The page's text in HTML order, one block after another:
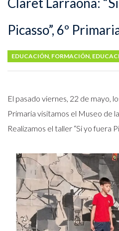
Picasso”, 6º
EDUCACIÓN, FORMACIÓN,
El pasado viernes, 22 de mayo,
Primaria visitamos el Museo de
Realizamos el taller “Si yo fuera